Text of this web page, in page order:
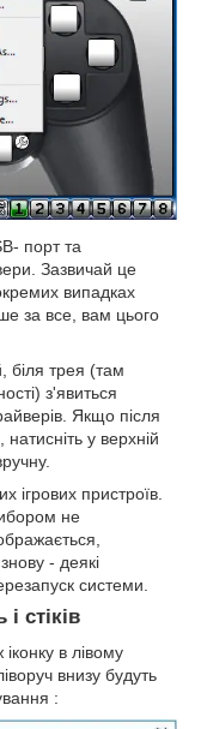
порт та
Зазвичай це
випадках
за все, вам цього
біля трея (там
з'явиться
Якщо після
у верхній
ігрових пристроїв.
не
- деякі
системи.
стіків
в лівому
внизу будуть
: